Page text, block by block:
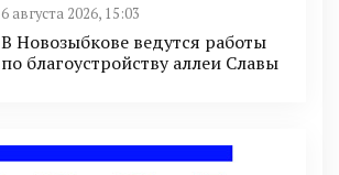
6 августа 2026, 15:03
В Новозыбкове ведутся работы
по благоустройству аллеи Славы